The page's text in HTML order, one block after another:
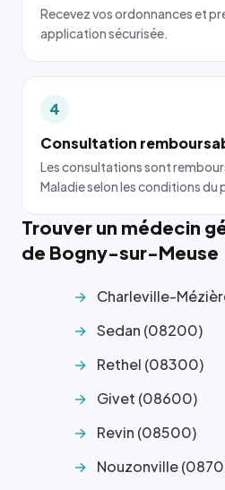
Recevez vos ordonnances et
application sécurisée.
4
Consultation
Les consultations sont
Maladie selon les conditions du
Trouver un médecin
de Bogny-sur-Meuse
Charleville-
Sedan (08200)
Rethel (08300)
Givet (08600)
Revin (08500)
Nouzonville